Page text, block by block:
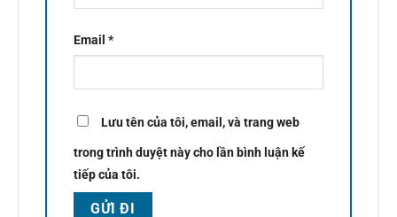
Email *
Lưu tên của tôi, email, và trang web
trong trình duyệt này cho lần bình luận kế
tiếp của tôi.